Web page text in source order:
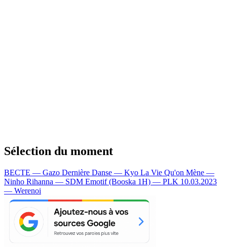
Sélection du moment
BECTE — Gazo Dernière Danse — Kyo La Vie Qu'on Mène —
Ninho Rihanna — SDM Emotif (Booska 1H) — PLK 10.03.2023
— Werenoi